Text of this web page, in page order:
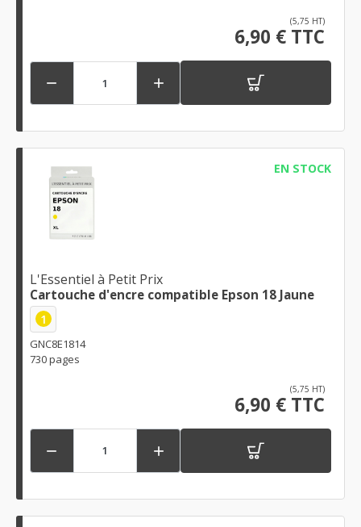
(5,75 HT)
6,90 € TTC
 
EN STOCK
L'Essentiel à Petit Prix
Cartouche d'encre compatible Epson 18 Jaune
1
GNC8E1814
730 pages
(5,75 HT)
6,90 € TTC
 